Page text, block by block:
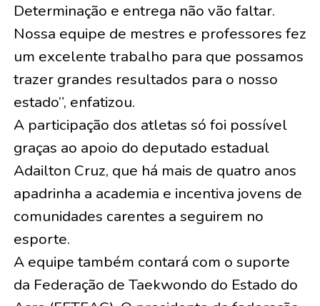
Determinação e entrega não vão faltar.
Nossa equipe de mestres e professores fez
um excelente trabalho para que possamos
trazer grandes resultados para o nosso
estado”, enfatizou.
A participação dos atletas só foi possível
graças ao apoio do deputado estadual
Adailton Cruz, que há mais de quatro anos
apadrinha a academia e incentiva jovens de
comunidades carentes a seguirem no
esporte.
A equipe também contará com o suporte
da Federação de Taekwondo do Estado do